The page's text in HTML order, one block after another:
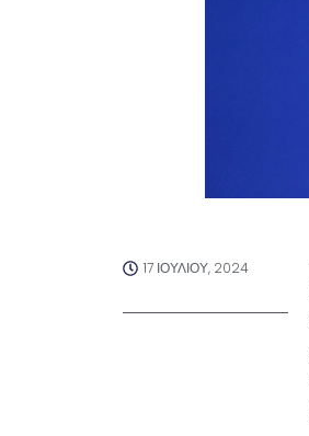
17 ΙΟΥΛΊΟΥ, 2024